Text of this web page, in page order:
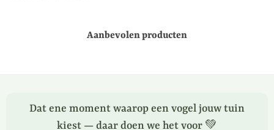
Aanbevolen producten
Dat ene moment waarop een vogel jouw tuin
kiest — daar doen we het voor 💚